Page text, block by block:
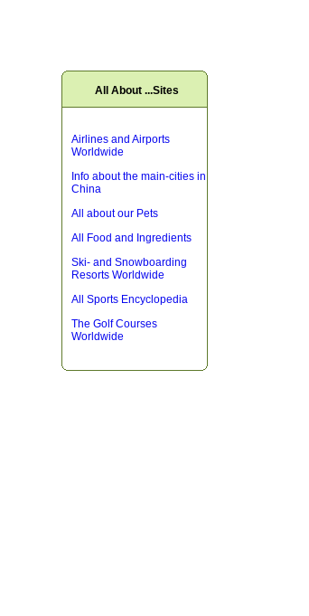
All About ...Sites
Airlines and Airports
Worldwide
Info about the main-cities in
China
All about our Pets
All Food and Ingredients
Ski- and Snowboarding
Resorts Worldwide
All Sports Encyclopedia
The Golf Courses
Worldwide